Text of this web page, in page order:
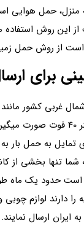
منزل، حمل هوایی
این روش
است از روش حمل
برای
غربی کشور مانند
تمایل به حمل بار
تنها بخشی از
حدود یک ماه طول
را دارند لوازم
ایران ارسال نمایند.